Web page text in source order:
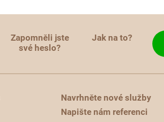
Zapomněli jste
své heslo?
Jak na to?
Navrhněte nové služby
Napište nám referenci